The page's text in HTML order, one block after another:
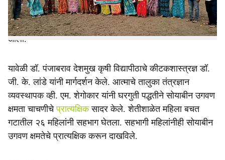
अधिकारी कार्यालयाच्या वतीने बारलिंगा येथे नैसर्गिक पद्धतीने खरीप
सोयाबीन लागवडीसंदर्भात महिलांची शेतीशाळा आयोजित करण्यात
आली.
यावेळी डॉ. पंजाबराव देशमुख कृषी विद्यापीठाचे कीटकशास्त्रज्ञ डॉ.
जी. के. लांडे यांनी मार्गदर्शन केले. आत्माचे तालुका तंत्रज्ञान
व्यवस्थापक व्ही. एम. शेगोकार यांनी घरगुती पद्धतीने सोयाबीन उगवण
क्षमता चाचणीचेप्रात्यक्षिकसादर केले. शेतीशाळेत महिला बचत
गटातील २६ महिलांनी सहभाग घेतला. सहभागी महिलांनीही सोयाबीन
उगवण क्षमतेचे प्रात्यक्षिक करून दाखविले.